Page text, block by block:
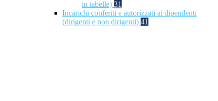
in tabelle) 31
Incarichi conferiti e autorizzati ai dipendenti
(dirigenti e non dirigenti) 41